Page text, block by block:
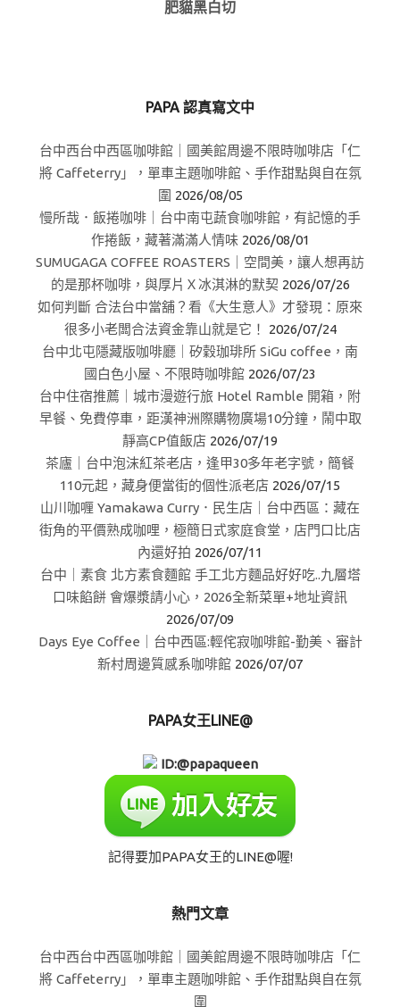
肥貓黑白切
PAPA 認真寫文中
台中西台中西區咖啡館｜國美館周邊不限時咖啡店「仁
將 Caffeterry」，單車主題咖啡館、手作甜點與自在氛
圍 2026/08/05
慢所哉．飯捲咖啡｜台中南屯蔬食咖啡館，有記憶的手
作捲飯，藏著滿滿人情味 2026/08/01
SUMUGAGA COFFEE ROASTERS｜空間美，讓人想再訪
的是那杯咖啡，與厚片Ｘ冰淇淋的默契 2026/07/26
如何判斷 合法台中當舖？看《大生意人》才發現：原來
很多小老闆合法資金靠山就是它！
2026/07/24
台中北屯隱藏版咖啡廳｜矽穀珈琲所 SiGu coffee，南
國白色小屋、不限時咖啡館 2026/07/23
台中住宿推薦｜城市漫遊行旅 Hotel Ramble 開箱，附
早餐、免費停車，距漢神洲際購物廣場10分鐘，鬧中取
靜高CP值飯店 2026/07/19
茶廬｜台中泡沫紅茶老店，逢甲30多年老字號，簡餐
110元起，藏身便當街的個性派老店 2026/07/15
山川咖喱 Yamakawa Curry．民生店｜台中西區：藏在
街角的平價熟成咖哩，極簡日式家庭食堂，店門口比店
內還好拍 2026/07/11
台中｜素食 北方素食麵館 手工北方麵品好好吃..九層塔
口味餡餅 會爆漿請小心，2026全新菜單+地址資訊
2026/07/09
Days Eye Coffee｜台中西區:輕侘寂咖啡館-勤美、審計
新村周邊質感系咖啡館 2026/07/07
PAPA女王LINE@
ID:@papaqueen
記得要加PAPA女王的LINE@喔!
熱門文章
台中西台中西區咖啡館｜國美館周邊不限時咖啡店「仁
將 Caffeterry」，單車主題咖啡館、手作甜點與自在氛
圍